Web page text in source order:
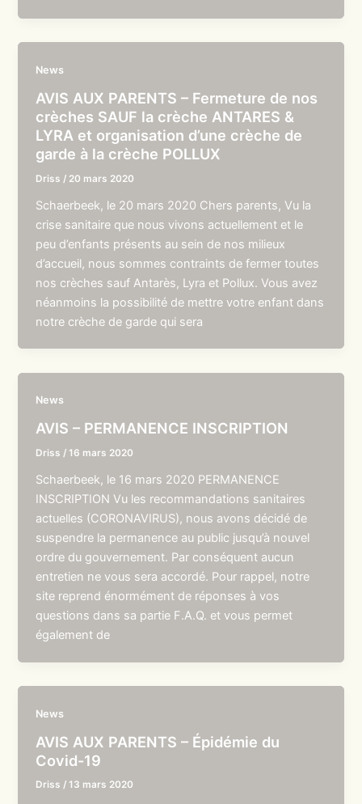
News
AVIS AUX PARENTS – Fermeture de nos
crèches SAUF la crèche ANTARES &
LYRA et organisation d’une crèche de
garde à la crèche POLLUX
Driss / 20 mars 2020
Schaerbeek, le 20 mars 2020 Chers parents, Vu la
crise sanitaire que nous vivons actuellement et le
peu d’enfants présents au sein de nos milieux
d’accueil, nous sommes contraints de fermer toutes
nos crèches sauf Antarès, Lyra et Pollux. Vous avez
néanmoins la possibilité de mettre votre enfant dans
notre crèche de garde qui sera
News
AVIS – PERMANENCE INSCRIPTION
Driss /16 mars 2020
Schaerbeek, le 16 mars 2020 PERMANENCE
INSCRIPTION Vu les recommandations sanitaires
actuelles (CORONAVIRUS), nous avons décidé de
suspendre la permanence au public jusqu’à nouvel
ordre du gouvernement. Par conséquent aucun
entretien ne vous sera accordé. Pour rappel, notre
site reprend énormément de réponses à vos
questions dans sa partie F.A.Q. et vous permet
également de
News
AVIS AUX PARENTS – Épidémie du
Covid-19
Driss /13 mars 2020